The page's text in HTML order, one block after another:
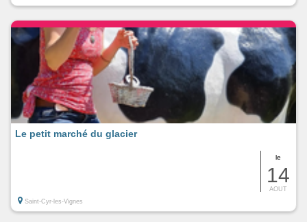
le
14
AOUT
Le petit marché du glacier
Saint-Cyr-les-Vignes